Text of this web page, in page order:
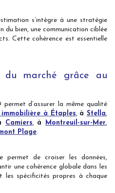
s’intègre à une stratégie
du bien, une communication ciblée
Cette cohérence est essentielle
du marché grâce au
d’assurer la même qualité
à Étaples, à Stella,
Camiers, à Montreuil-sur-Mer,
Plage.
permet de croiser les données,
une cohérence globale dans les
les spécificités propres à chaque